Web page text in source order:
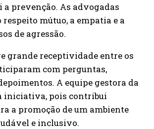
prevenção. As advogadas
mútuo, a empatia e a
de agressão.
grande receptividade entre os
com perguntas,
A equipe gestora da
iniciativa, pois contribui
a promoção de um ambiente
e inclusivo.